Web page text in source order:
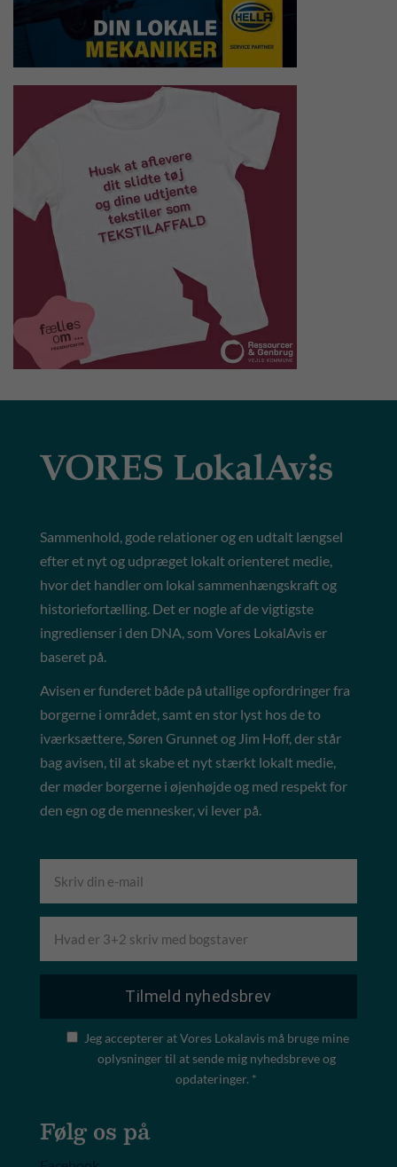
Sammenhold, gode relationer og en udtalt længsel
efter et nyt og udpræget lokalt orienteret medie,
hvor det handler om lokal sammenhængskraft og
historiefortælling. Det er nogle af de vigtigste
ingredienser i den DNA, som Vores LokalAvis er
baseret på.
Avisen er funderet både på utallige opfordringer fra
borgerne i området, samt en stor lyst hos de to
iværksættere, Søren Grunnet og Jim Hoff, der står
bag avisen, til at skabe et nyt stærkt lokalt medie,
der møder borgerne i øjenhøjde og med respekt for
den egn og de mennesker, vi lever på.
Jeg accepterer at Vores Lokalavis må bruge mine
oplysninger til at sende mig nyhedsbreve og
opdateringer. *
Følg os på